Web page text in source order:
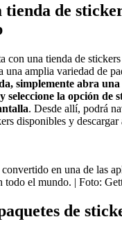
de
con una tienda de
una amplia variedad de
simplemente abra
seleccione la opción de
. Desde allí, podrá
disponibles y descargar
en una de las
todo el mundo. | Foto:
de